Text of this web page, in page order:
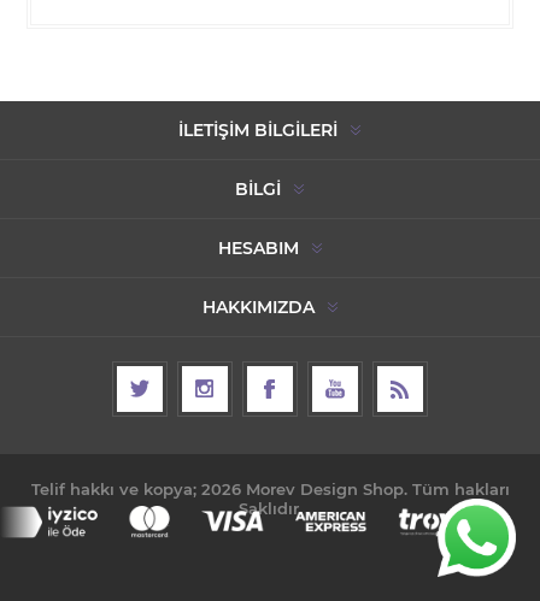
İLETIŞIM BILGILERI
BILGI
HESABIM
HAKKIMIZDA
Telif hakkı ve kopya; 2026 Morev Design Shop. Tüm hakları
Saklıdır.